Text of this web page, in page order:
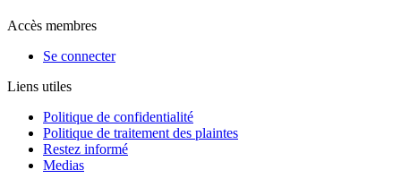
Accès membres
Se connecter
Liens utiles
Politique de confidentialité
Politique de traitement des plaintes
Restez informé
Medias